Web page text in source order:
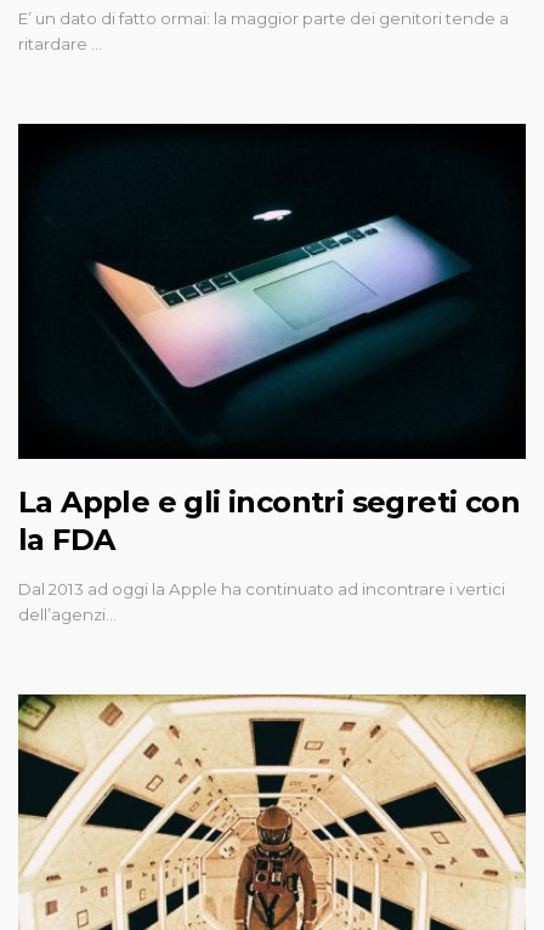
E’ un dato di fatto ormai: la maggior parte dei genitori tende a
ritardare …
La Apple e gli incontri segreti con
la FDA
Dal 2013 ad oggi la Apple ha continuato ad incontrare i vertici
dell’agenzi…